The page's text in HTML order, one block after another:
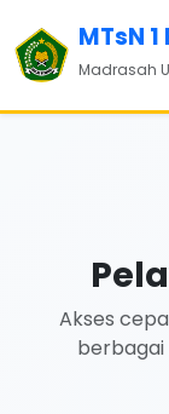
MTsN
Madrasah
Akses
berbagai